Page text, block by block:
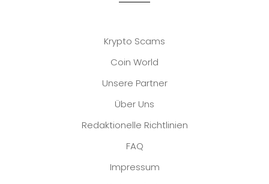
Krypto Scams
Coin World
Unsere Partner
Über Uns
Redaktionelle Richtlinien
FAQ
Impressum